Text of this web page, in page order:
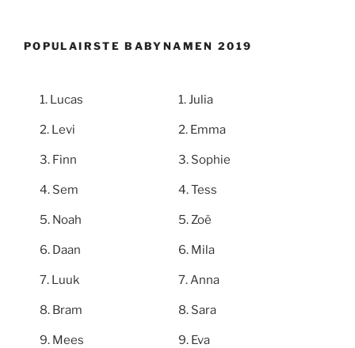
POPULAIRSTE BABYNAMEN 2019
Lucas
Levi
Finn
Sem
Noah
Daan
Luuk
Bram
Mees
Julia
Emma
Sophie
Tess
Zoë
Mila
Anna
Sara
Eva